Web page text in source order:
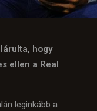
hogy
ellen a Real
leginkább a